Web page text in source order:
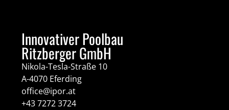
Innovativer Poolbau
Ritzberger GmbH
Nikola-Tesla-Straße 10
A-4070 Eferding
office@ipor.at
+43 7272 3724